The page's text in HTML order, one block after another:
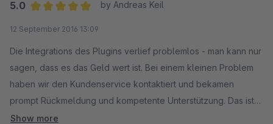
5.0
by Andreas Keil
12 September 2016 13:09
Die Integrations des Plugins verlief problemlos - man kann nur
sagen, dass es das Geld wert ist. Bei einem kleinen Problem
haben wir den Kundenservice kontaktiert und bekamen
prompt Rückmeldung und kompetente Unterstützung. Das ist
uns in jedem Fall 10 Sterne wert!
Show more